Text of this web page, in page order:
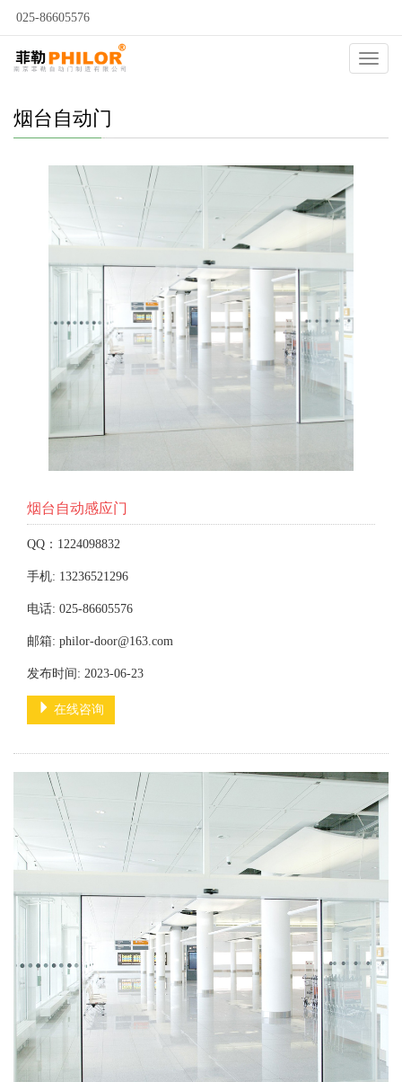
025-86605576
自动门
烟台自动门
烟台自动感应门
QQ：1224098832
手机: 13236521296
电话: 025-86605576
邮箱: philor-door@163.com
发布时间: 2023-06-23
在线咨询